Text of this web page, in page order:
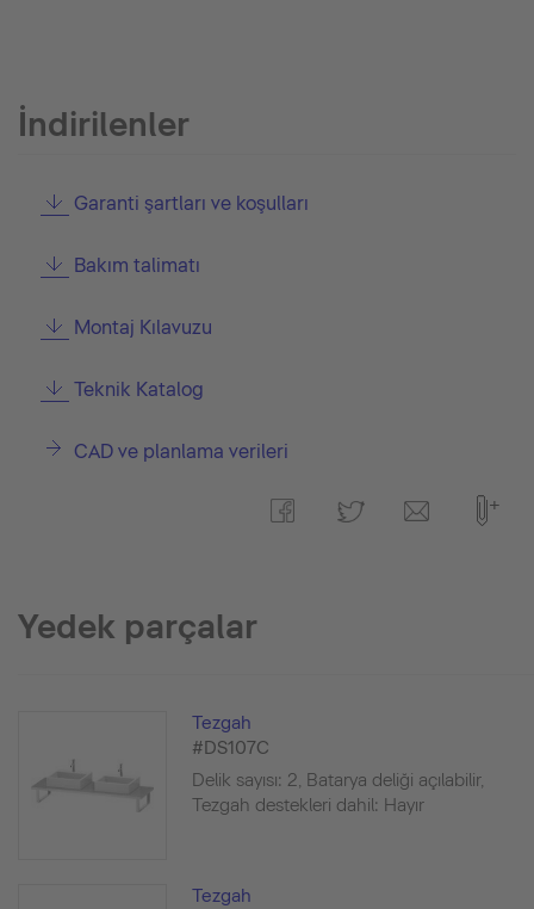
İndirilenler
Garanti şartları ve koşulları
Bakım talimatı
Montaj Kılavuzu
Teknik Katalog
CAD ve planlama verileri
Yedek parçalar
Tezgah
#DS107C
Delik sayısı: 2, Batarya deliği açılabilir,
Tezgah destekleri dahil: Hayır
Tezgah